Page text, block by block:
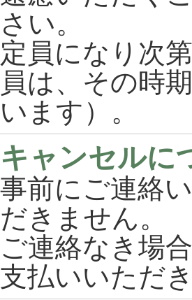
さい。
定員になり次
員は、その時
います）。
キャンセルに
事前にご連絡
だきません。
ご連絡なき場
支払いいただき